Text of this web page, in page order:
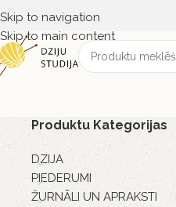
Skip to navigation
Skip to main content
Produktu Kategorijas
DZIJA
PIEDERUMI
ŽURNĀLI UN APRAKSTI